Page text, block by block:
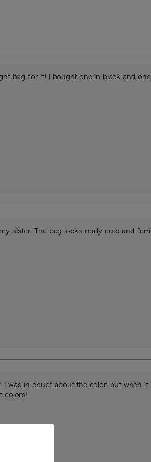
bag for it! I bought one in black and
sister. The bag looks really cute and
was in doubt about the color, but when it
colors!